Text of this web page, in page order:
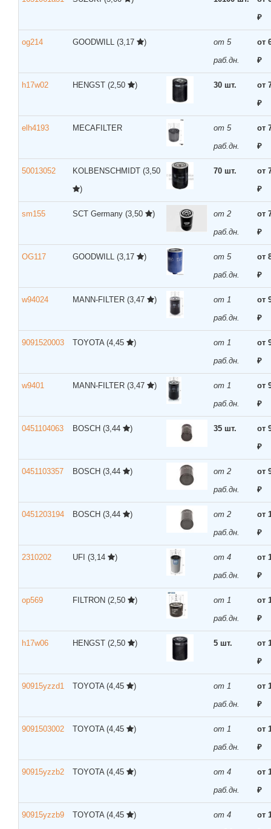
₽
og214 GOODWILL (3,17 )
от 5
раб.дн.
от
₽
h17w02 HENGST (2,50 ) 30 шт.
от
₽
elh4193 MECAFILTER
от 5
раб.дн.
от
₽
50013052 KOLBENSCHMIDT (3,50
)
70 шт.
от
₽
sm155 SCT Germany (3,50 )
от 2
раб.дн.
от
₽
OG117 GOODWILL (3,17 )
от 5
раб.дн.
от
₽
w94024 MANN-FILTER (3,47 )
от 1
раб.дн.
от
₽
9091520003 TOYOTA (4,45 )
от 1
раб.дн.
от
₽
w9401 MANN-FILTER (3,47 )
от 1
раб.дн.
от
₽
0451104063 BOSCH (3,44 ) 35 шт.
от
₽
0451103357 BOSCH (3,44 )
от 2
раб.дн.
от
₽
0451203194 BOSCH (3,44 )
от 2
раб.дн.
от
₽
2310202 UFI (3,14 )
от 4
раб.дн.
от
₽
op569 FILTRON (2,50 )
от 1
раб.дн.
от
₽
h17w06 HENGST (2,50 ) 5 шт.
от
₽
90915yzzd1 TOYOTA (4,45 )
от 1
раб.дн.
от
₽
9091503002 TOYOTA (4,45 )
от 1
раб.дн.
от
₽
90915yzzb2 TOYOTA (4,45 )
от 4
раб.дн.
от
₽
90915yzzb9 TOYOTA (4,45 )
от 4
от